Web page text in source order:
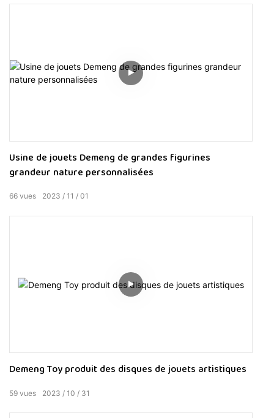
Usine de jouets Demeng de grandes figurines
grandeur nature personnalisées
2023 11 01
66 vues
Demeng Toy produit des disques de jouets artistiques
2023 10 31
59 vues